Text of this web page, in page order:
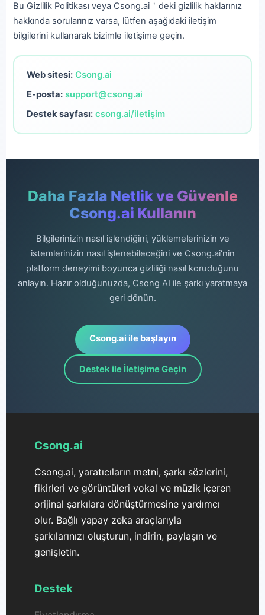
Bu Gizlilik Politikası veya Csong.ai＇deki gizlilik haklarınız
hakkında sorularınız varsa, lütfen aşağıdaki iletişim
bilgilerini kullanarak bizimle iletişime geçin.
Web sitesi: Csong.ai
E-posta: support@csong.ai
Destek sayfası: csong.ai/iletişim
Daha Fazla Netlik ve Güvenle
Csong.ai Kullanın
Bilgilerinizin nasıl işlendiğini, yüklemelerinizin ve
istemlerinizin nasıl işlenebileceğini ve Csong.ai'nin
platform deneyimi boyunca gizliliği nasıl koruduğunu
anlayın. Hazır olduğunuzda, Csong AI ile şarkı yaratmaya
geri dönün.
Csong.ai ile başlayın
Destek ile İletişime Geçin
Csong.ai
Csong.ai, yaratıcıların metni, şarkı sözlerini,
fikirleri ve görüntüleri vokal ve müzik içeren
orijinal şarkılara dönüştürmesine yardımcı
olur. Bağlı yapay zeka araçlarıyla
şarkılarınızı oluşturun, indirin, paylaşın ve
genişletin.
Destek